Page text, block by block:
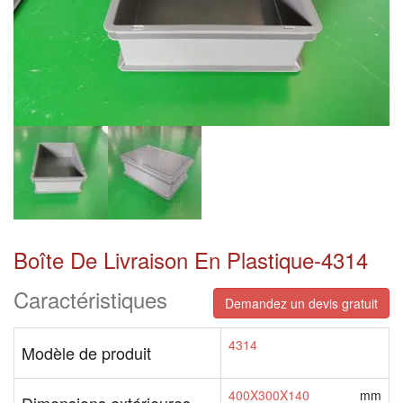
Boîte De Livraison En Plastique-4314
Caractéristiques
Demandez un devis gratuit
Modèle de produit 4314
400X300X140 mm